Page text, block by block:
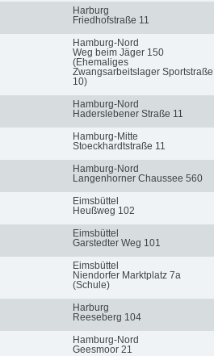
Harburg
Friedhofstraße 11
Hamburg-Nord
Weg beim Jäger 150
(Ehemaliges
Zwangsarbeitslager Sportstraße
10)
Hamburg-Nord
Haderslebener Straße 11
Hamburg-Mitte
Stoeckhardtstraße 11
Hamburg-Nord
Langenhorner Chaussee 560
Eimsbüttel
Heußweg 102
Eimsbüttel
Garstedter Weg 101
Eimsbüttel
Niendorfer Marktplatz 7a
(Schule)
Harburg
Reeseberg 104
Hamburg-Nord
Geesmoor 21